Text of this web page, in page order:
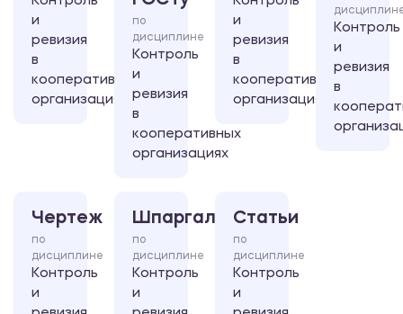
и
ревизия
в
кооперативных
организациях
по
дисциплине
Контроль
и
ревизия
в
кооперативных
организациях
и
ревизия
в
кооперативных
организациях
Контроль
и
ревизия
в
Чертеж
по
дисциплине
Контроль
и
Шпаргалка
по
дисциплине
Контроль
и
Статьи
по
дисциплине
Контроль
и